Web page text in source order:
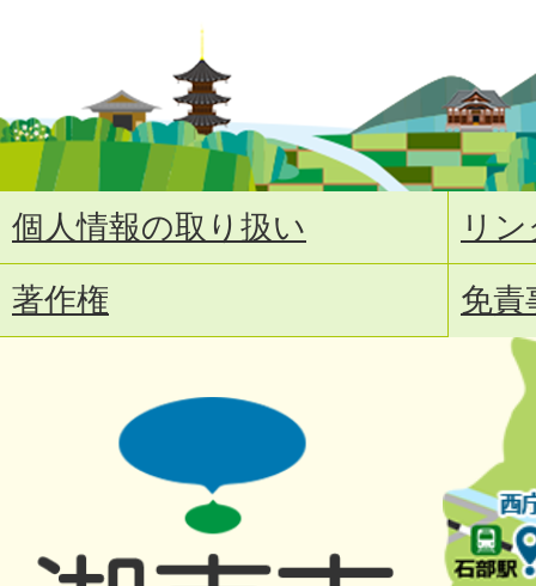
個人情報の取り扱い
リ
著作権
免責